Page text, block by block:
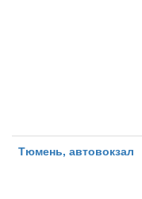
Тюмень, автовокзал